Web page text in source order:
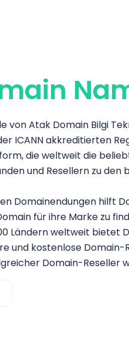
von Atak Domain Bilgi
ICANN akkreditierten
die weltweit die
und Resellern zu den
Domainendungen hilft
für ihre Marke zu
Ländern weltweit bietet
und kostenlose
Domain-Reseller